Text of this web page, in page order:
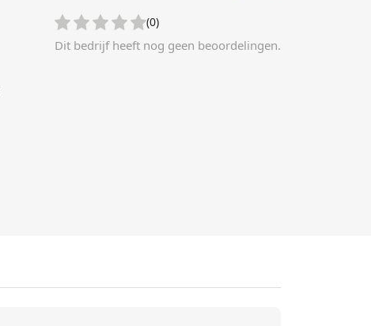
(0)
Dit bedrijf heeft nog geen beoordelingen.